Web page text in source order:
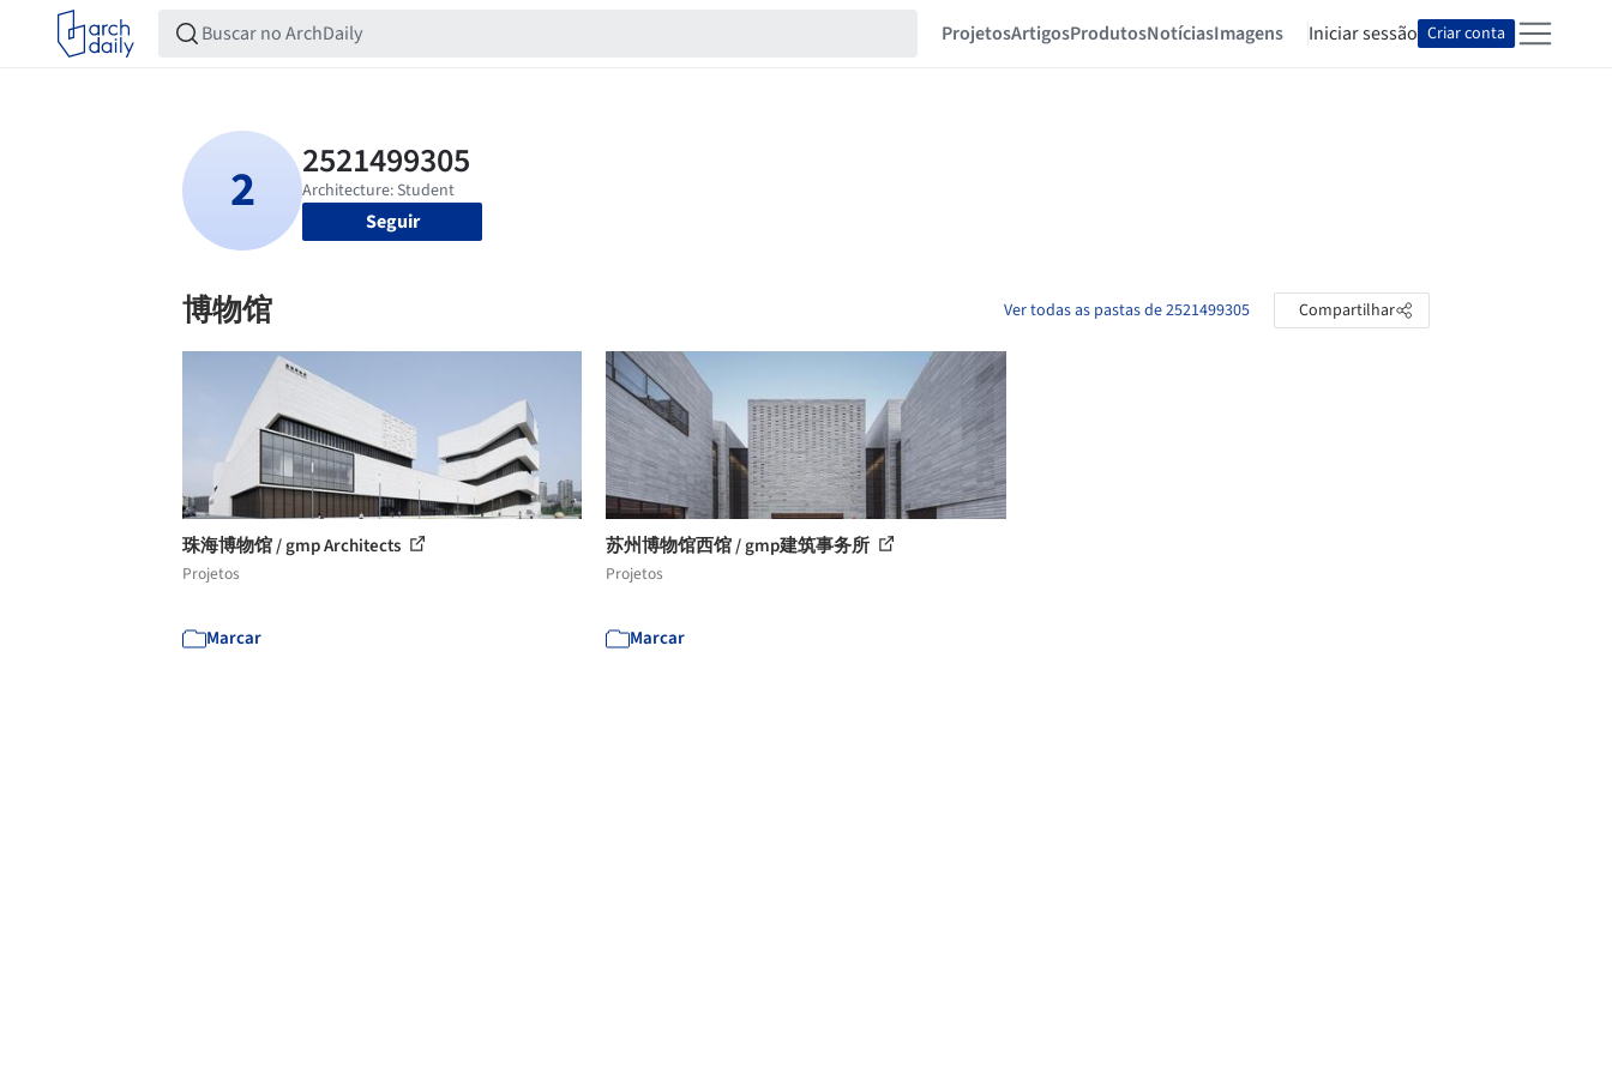
ProjetosArtigosProdutosNotíciasImagens Iniciar sessão Criar conta
Seguir
博物馆 Ver todas as pastas de 2521499305 Compartilhar
珠海博物馆 / gmp Architects
Projetos
Marcar
苏州博物馆西馆 / gmp建筑事务所
Projetos
Marcar